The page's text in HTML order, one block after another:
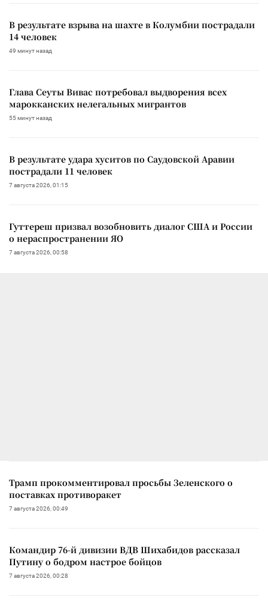
В результате взрыва на шахте в Колумбии пострадали
14 человек
49 минут назад
Глава Сеуты Вивас потребовал выдворения всех
марокканских нелегальных мигрантов
55 минут назад
В результате удара хуситов по Саудовской Аравии
пострадали 11 человек
7 августа 2026, 01:15
Гуттереш призвал возобновить диалог США и России
о нераспространении ЯО
7 августа 2026, 00:58
Трамп прокомментировал просьбы Зеленского о
поставках противоракет
7 августа 2026, 00:49
Командир 76-й дивизии ВДВ Шихабидов рассказал
Путину о бодром настрое бойцов
7 августа 2026, 00:28